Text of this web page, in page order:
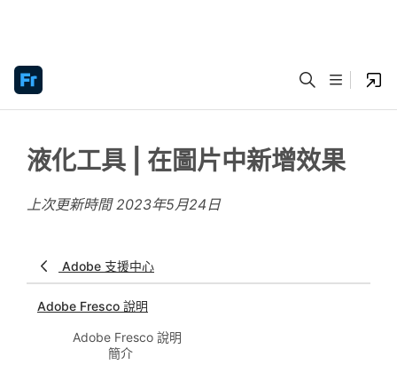
液化工具 | 在圖片中新增效果
上次更新時間2023年5月24日
Adobe 支援中心
Adobe Fresco 說明
Adobe Fresco 說明
簡介